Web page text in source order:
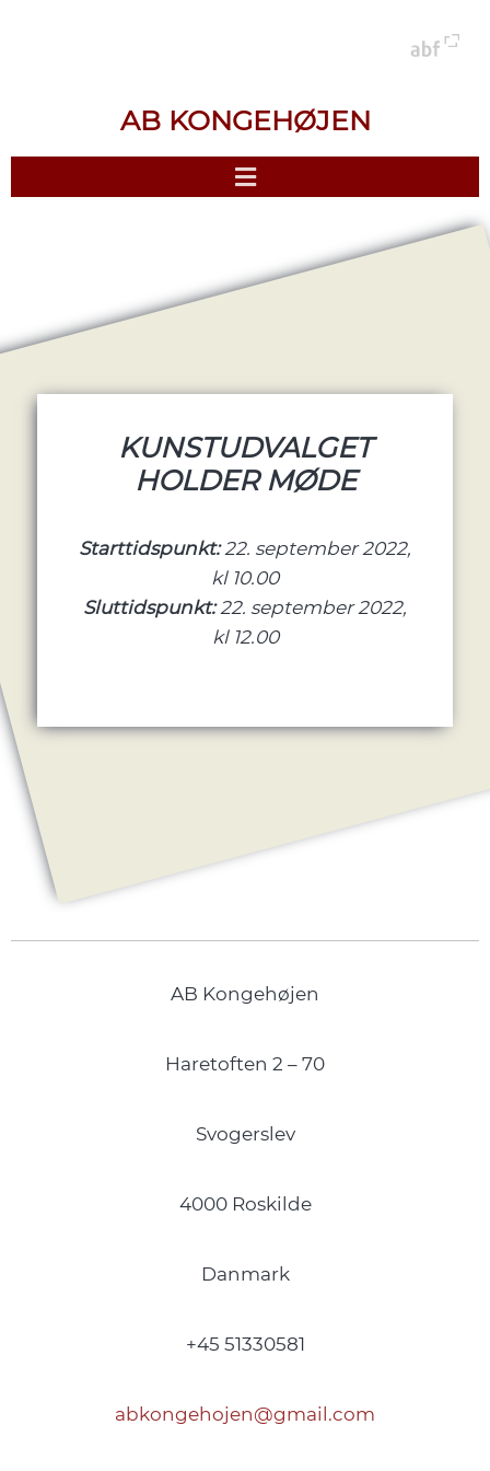
AB KONGEHØJEN
KUNSTUDVALGET
HOLDER MØDE
Starttidspunkt:22. september 2022,
kl 10.00
Sluttidspunkt:22. september 2022,
kl 12.00
AB Kongehøjen
Haretoften 2 – 70
Svogerslev
4000 Roskilde
Danmark
+45 51330581
abkongehojen@gmail.com